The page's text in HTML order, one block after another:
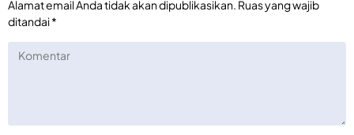
Alamat email Anda tidak akan dipublikasikan. Ruas yang wajib
ditandai*